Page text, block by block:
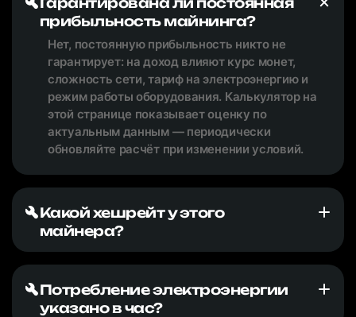
прибыльность майнинга?
Нет, постоянную прибыльность никто не
гарантирует: на доход влияют курс монет,
сложность сети, тариф на электроэнергию и
режим работы оборудования. Калькулятор на
этой странице показывает оценку по
актуальным данным — периодически
обновляйте расчёт при изменении условий.
Какой хешрейт у этого
майнера?
Потребление электроэнергии
указано в час?